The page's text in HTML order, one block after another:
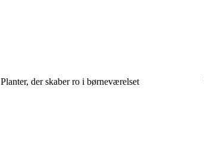
Planter, der skaber ro i børneværelset